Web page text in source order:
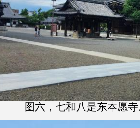
图六，七和八是东本愿